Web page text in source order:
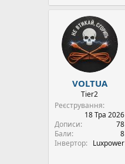
VOLTUA
Tier2
Реєстрування
18 Тра 2026
Дописи
78
Бали
8
Інвертор
Luxpower